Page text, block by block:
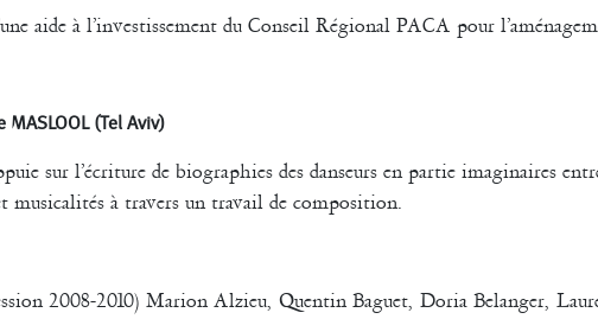
aide à l’investissement du Conseil Régional PACA pour
(Tel Aviv)
sur l’écriture de biographies des danseurs en partie imaginaires
musicalités à travers un travail de composition.
2008-2010) Marion Alzieu, Quentin Baguet, Doria Belanger,